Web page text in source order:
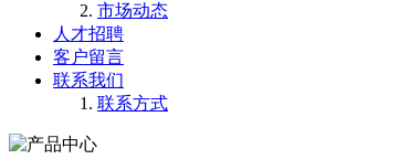
市场动态
人才招聘
客户留言
联系我们
联系方式